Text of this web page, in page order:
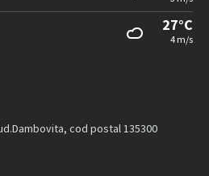
27°C
4 m/s
cod postal 135300